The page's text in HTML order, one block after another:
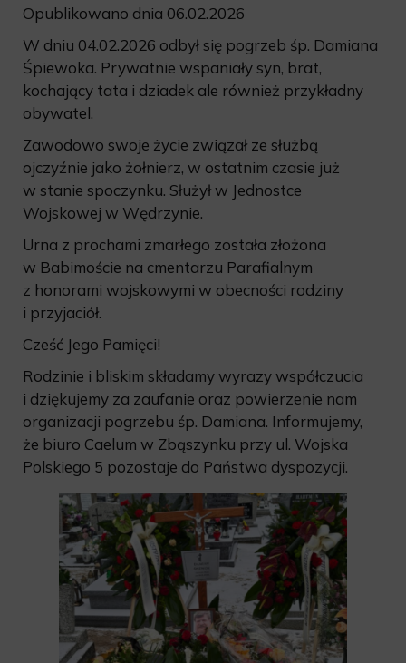
Opublikowano dnia 06.02.2026
W dniu 04.02.2026 odbył się pogrzeb śp. Damiana
Śpiewoka. Prywatnie wspaniały syn, brat,
kochający tata i dziadek ale również przykładny
obywatel.
Zawodowo swoje życie związał ze służbą
ojczyźnie jako żołnierz, w ostatnim czasie już
w stanie spoczynku. Służył w Jednostce
Wojskowej w Wędrzynie.
Urna z prochami zmarłego została złożona
w Babimoście na cmentarzu Parafialnym
z honorami wojskowymi w obecności rodziny
i przyjaciół.
Cześć Jego Pamięci!
Rodzinie i bliskim składamy wyrazy współczucia
i dziękujemy za zaufanie oraz powierzenie nam
organizacji pogrzebu śp. Damiana. Informujemy,
że biuro Caelum w Zbąszynku przy ul. Wojska
Polskiego 5 pozostaje do Państwa dyspozycji.